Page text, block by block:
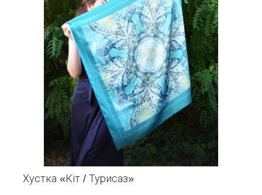
Хустка «Кіт / Турисаз»